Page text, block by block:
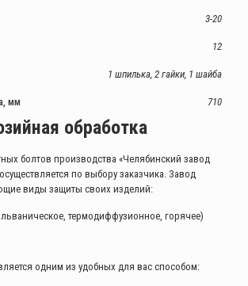
3-20
12
1 шпилька, 2 гайки, 1 шайба
мм 710
обработка
болтов производства «Челябинский завод
по выбору заказчика. Завод
виды защиты своих изделий:
термодиффузионное, горячее)
одним из удобных для вас способом: